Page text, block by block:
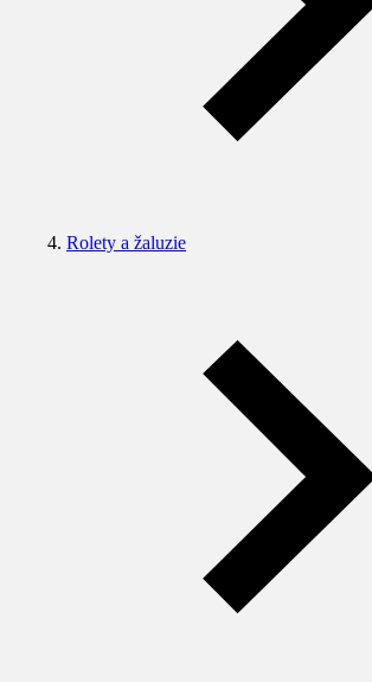
Rolety a žaluzie